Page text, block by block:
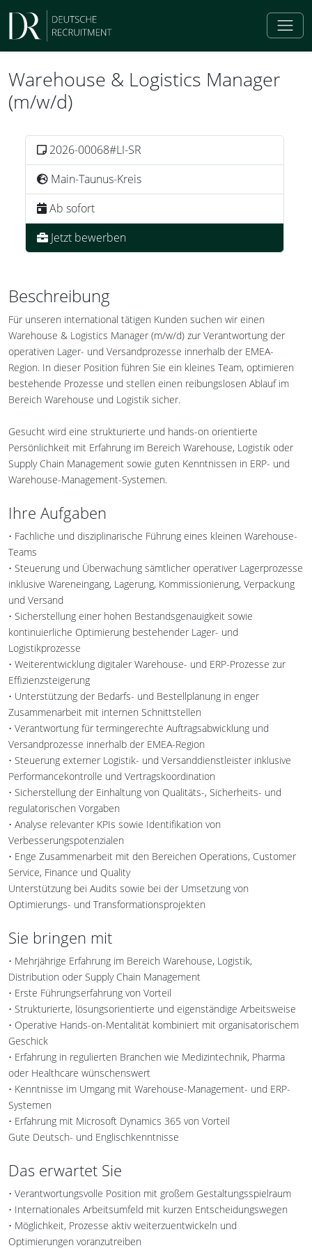
Warehouse & Logistics Manager
(m/w/d)
2026-00068#LI-SR
Main-Taunus-Kreis
Ab sofort
Jetzt bewerben
Beschreibung
Für unseren international tätigen Kunden suchen wir einen
Warehouse & Logistics Manager (m/w/d) zur Verantwortung der
operativen Lager- und Versandprozesse innerhalb der EMEA-
Region. In dieser Position führen Sie ein kleines Team, optimieren
bestehende Prozesse und stellen einen reibungslosen Ablauf im
Bereich Warehouse und Logistik sicher.
Gesucht wird eine strukturierte und hands-on orientierte
Persönlichkeit mit Erfahrung im Bereich Warehouse, Logistik oder
Supply Chain Management sowie guten Kenntnissen in ERP- und
Warehouse-Management-Systemen.
Ihre Aufgaben
• Fachliche und disziplinarische Führung eines kleinen Warehouse-
Teams
• Steuerung und Überwachung sämtlicher operativer Lagerprozesse
inklusive Wareneingang, Lagerung, Kommissionierung, Verpackung
und Versand
• Sicherstellung einer hohen Bestandsgenauigkeit sowie
kontinuierliche Optimierung bestehender Lager- und
Logistikprozesse
• Weiterentwicklung digitaler Warehouse- und ERP-Prozesse zur
Effizienzsteigerung
• Unterstützung der Bedarfs- und Bestellplanung in enger
Zusammenarbeit mit internen Schnittstellen
• Verantwortung für termingerechte Auftragsabwicklung und
Versandprozesse innerhalb der EMEA-Region
• Steuerung externer Logistik- und Versanddienstleister inklusive
Performancekontrolle und Vertragskoordination
• Sicherstellung der Einhaltung von Qualitäts-, Sicherheits- und
regulatorischen Vorgaben
• Analyse relevanter KPIs sowie Identifikation von
Verbesserungspotenzialen
• Enge Zusammenarbeit mit den Bereichen Operations, Customer
Service, Finance und Quality
Unterstützung bei Audits sowie bei der Umsetzung von
Optimierungs- und Transformationsprojekten
Sie bringen mit
• Mehrjährige Erfahrung im Bereich Warehouse, Logistik,
Distribution oder Supply Chain Management
• Erste Führungserfahrung von Vorteil
• Strukturierte, lösungsorientierte und eigenständige Arbeitsweise
• Operative Hands-on-Mentalität kombiniert mit organisatorischem
Geschick
• Erfahrung in regulierten Branchen wie Medizintechnik, Pharma
oder Healthcare wünschenswert
• Kenntnisse im Umgang mit Warehouse-Management- und ERP-
Systemen
• Erfahrung mit Microsoft Dynamics 365 von Vorteil
Gute Deutsch- und Englischkenntnisse
Das erwartet Sie
• Verantwortungsvolle Position mit großem Gestaltungsspielraum
• Internationales Arbeitsumfeld mit kurzen Entscheidungswegen
• Möglichkeit, Prozesse aktiv weiterzuentwickeln und
Optimierungen voranzutreiben